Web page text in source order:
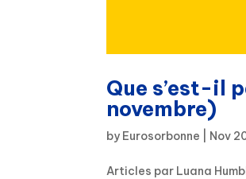
Que s’est-il
novembre)
by Eurosorbonne Nov
Articles par Luana